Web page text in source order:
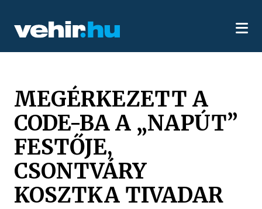
MEGÉRKEZETT A
CODE-BA A „NAPÚT”
FESTŐJE,
CSONTVÁRY
KOSZTKA TIVADAR